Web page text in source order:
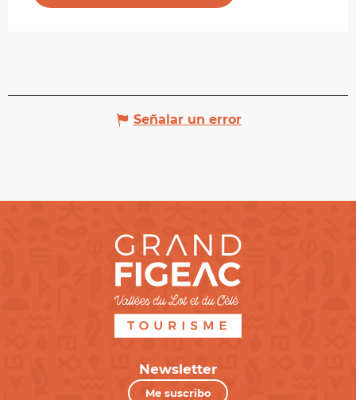
Señalar un error
Newsletter
Me suscribo